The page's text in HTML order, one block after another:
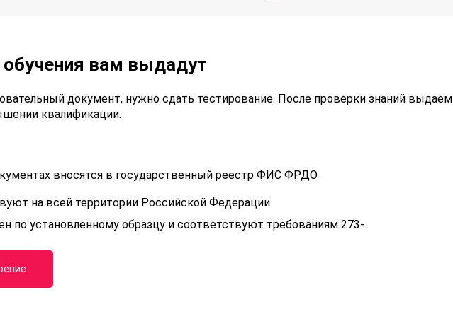
вам выдадут
документ, нужно сдать тестирование. После проверки знаний выдаем
квалификации.
вносятся в государственный реестр ФИС ФРДО
на всей территории Российской Федерации
по установленному образцу и соответствуют требованиям 273-